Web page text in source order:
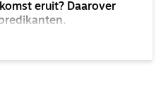
eruit? Daarover